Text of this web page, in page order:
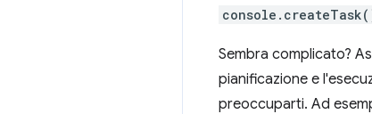
Sembra complicato?
pianificazione e
preoccuparti. Ad